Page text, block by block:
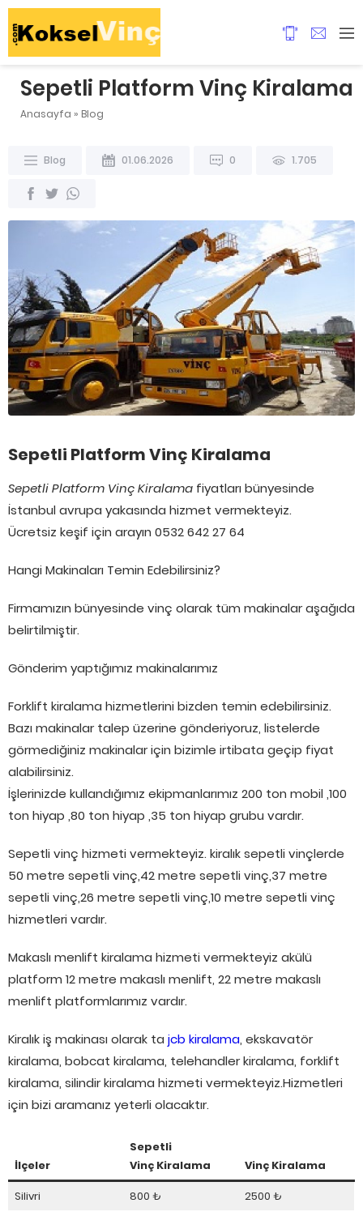
Sepetli Platform Vinç Kiralama
Anasayfa » Blog
Blog 01.06.2026 0 1.705
Sepetli Platform Vinç Kiralama
Sepetli Platform Vinç Kiralama fiyatları bünyesinde
İstanbul avrupa yakasında hizmet vermekteyiz.
Ücretsiz keşif için arayın 0532 642 27 64
Hangi Makinaları Temin Edebilirsiniz?
Firmamızın bünyesinde vinç olarak tüm makinalar aşağıda
belirtilmiştir.
Gönderim yaptığımız makinalarımız
Forklift kiralama hizmetlerini bizden temin edebilirsiniz.
Bazı makinalar talep üzerine gönderiyoruz, listelerde
görmediğiniz makinalar için bizimle irtibata geçip fiyat
alabilirsiniz.
İşlerinizde kullandığımız ekipmanlarımız 200 ton mobil ,100
ton hiyap ,80 ton hiyap ,35 ton hiyap grubu vardır.
Sepetli vinç hizmeti vermekteyiz. kiralık sepetli vinçlerde
50 metre sepetli vinç,42 metre sepetli vinç,37 metre
sepetli vinç,26 metre sepetli vinç,10 metre sepetli vinç
hizmetleri vardır.
Makaslı menlift kiralama hizmeti vermekteyiz akülü
platform 12 metre makaslı menlift, 22 metre makaslı
menlift platformlarımız vardır.
Kiralık iş makinası olarak ta jcb kiralama, ekskavatör
kiralama, bobcat kiralama, telehandler kiralama, forklift
kiralama, silindir kiralama hizmeti vermekteyiz.Hizmetleri
için bizi aramanız yeterli olacaktır.
İlçeler
Sepetli
Vinç Kiralama
Vinç Kiralama
Silivri
800 ₺
2500 ₺